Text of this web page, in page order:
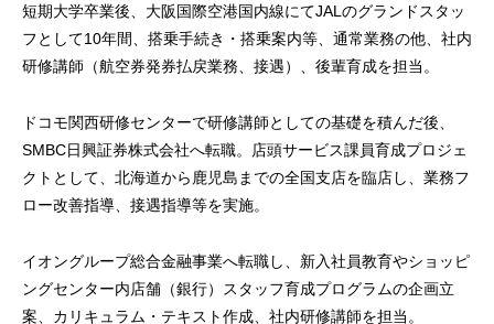
短期大学卒業後、大阪国際空港国内線にてJALのグランドスタッ
フとして10年間、搭乗手続き・搭乗案内等、通常業務の他、社内
研修講師（航空券発券払戻業務、接遇）、後輩育成を担当。
ドコモ関西研修センターで研修講師としての基礎を積んだ後、
SMBC日興証券株式会社へ転職。店頭サービス課員育成プロジェ
クトとして、北海道から鹿児島までの全国支店を臨店し、業務フ
ロー改善指導、接遇指導等を実施。
イオングループ総合金融事業へ転職し、新入社員教育やショッピ
ングセンター内店舗（銀行）スタッフ育成プログラムの企画立
案、カリキュラム・テキスト作成、社内研修講師を担当。